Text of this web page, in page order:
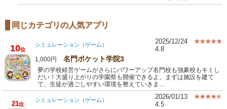
同じカテゴリの人気アプリ
10位
シミュレーション（ゲーム）
2025/12/24
4.8
1,000円 名門ポケット学院3
夢の学校経営ゲームがさらにパワーアップ名門校も強豪校もキミし
だい！大盛り上がりの学園祭も開催できるよ。まずは施設を建て
て、生徒が過ごしやすい環境を整えていきま…
21位
シミュレーション（ゲーム）
2026/01/13
4.5